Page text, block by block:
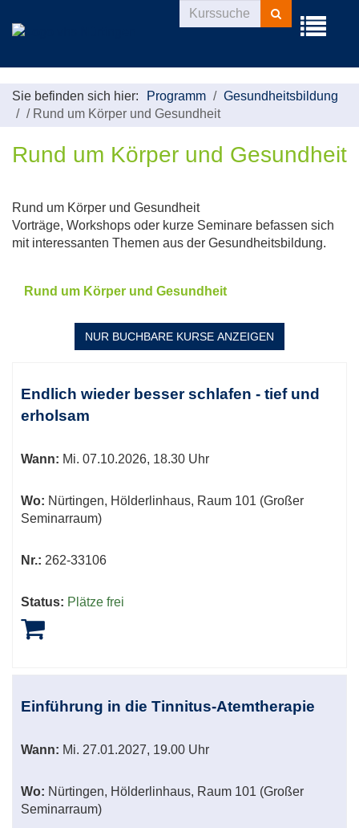
Menü
Kurse
suchen
Sie befinden sich hier: Programm
Gesundheitsbildung
/ Rund um Körper und Gesundheit
Rund um Körper und Gesundheit
Rund um Körper und Gesundheit
Vorträge, Workshops oder kurze Seminare befassen sich
mit interessanten Themen aus der Gesundheitsbildung.
Rund um Körper und Gesundheit
NUR BUCHBARE KURSE ANZEIGEN
Tabellenüberschriften
sortiert
Endlich wieder besser schlafen - tief und
erholsam
Wann: Mi. 07.10.2026, 18.30 Uhr
Wo: Nürtingen, Hölderlinhaus, Raum 101 (Großer
Seminarraum)
Nr.: 262-33106
Status: Plätze frei
Einführung in die Tinnitus-Atemtherapie
Wann: Mi. 27.01.2027, 19.00 Uhr
Wo: Nürtingen, Hölderlinhaus, Raum 101 (Großer
Seminarraum)